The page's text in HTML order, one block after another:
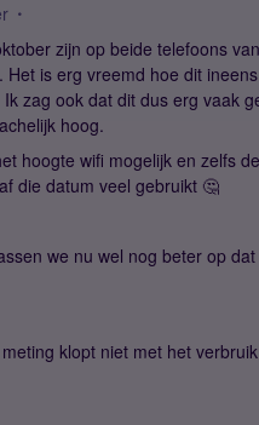
zijn op beide telefoons
Het is erg vreemd hoe dit
zag ook dat dit dus erg vaak
hoog.
hoogte wifi mogelijk en zelfs
die datum veel gebruikt 🤔
we nu wel nog beter op
klopt niet met het